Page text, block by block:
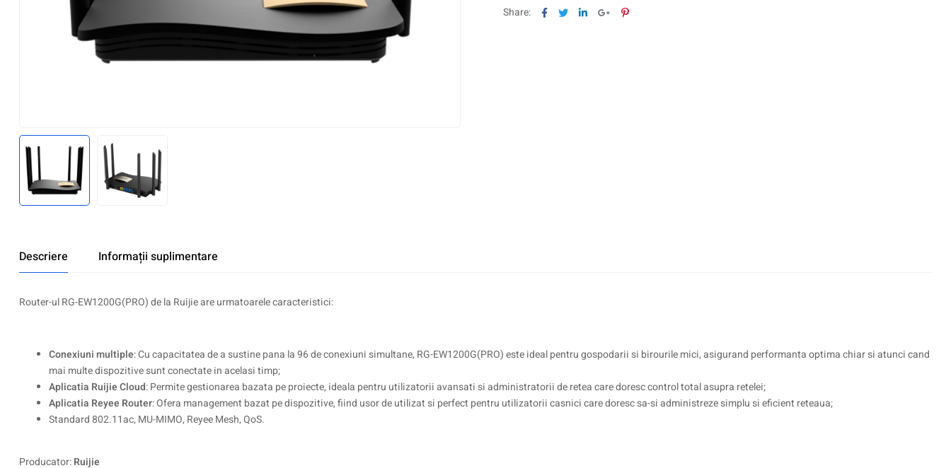
Share: Facebook
TwitterLinkedinGoogle+Pinterest
Descriere Informații suplimentare
Router-ul RG-EW1200G(PRO) de la Ruijie are urmatoarele caracteristici:
Conexiuni multiple: Cu capacitatea de a sustine pana la 96 de conexiuni simultane, RG-EW1200G(PRO) este ideal pentru gospodarii si birourile mici, asigurand performanta optima chiar si atunci cand
mai multe dispozitive sunt conectate in acelasi timp;
Aplicatia Ruijie Cloud: Permite gestionarea bazata pe proiecte, ideala pentru utilizatorii avansati si administratorii de retea care doresc control total asupra retelei;
Aplicatia Reyee Router: Ofera management bazat pe dispozitive, fiind usor de utilizat si perfect pentru utilizatorii casnici care doresc sa-si administreze simplu si eficient reteaua;
Standard 802.11ac, MU-MIMO, Reyee Mesh, QoS.
Producator:Ruijie